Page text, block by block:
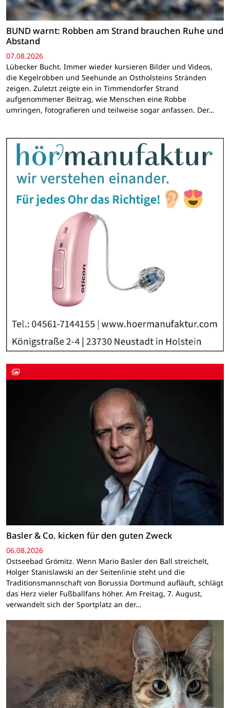
BUND warnt: Robben am Strand brauchen Ruhe und
Abstand
07.08.2026
Lübecker Bucht. Immer wieder kursieren Bilder und Videos,
die Kegelrobben und Seehunde an Ostholsteins Stränden
zeigen. Zuletzt zeigte ein in Timmendorfer Strand
aufgenommener Beitrag, wie Menschen eine Robbe
umringen, fotografieren und teilweise sogar anfassen. Der…
Basler & Co. kicken für den guten Zweck
06.08.2026
Ostseebad Grömitz. Wenn Mario Basler den Ball streichelt,
Holger Stanislawski an der Seitenlinie steht und die
Traditionsmannschaft von Borussia Dortmund aufläuft, schlägt
das Herz vieler Fußballfans höher. Am Freitag, 7. August,
verwandelt sich der Sportplatz an der…